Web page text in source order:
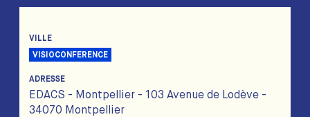
VILLE
VISIOCONFERENCE
ADRESSE
EDACS - Montpellier - 103 Avenue de Lodève -
34070 Montpellier